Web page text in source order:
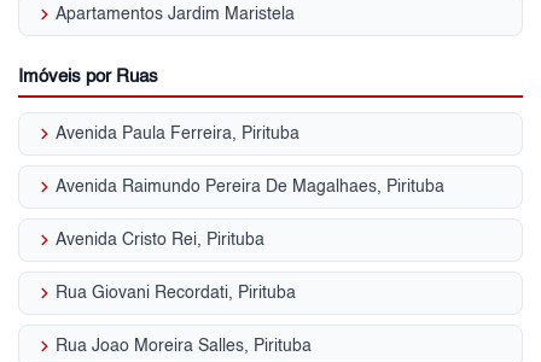
keyboard_arrow_right Apartamentos Jardim Maristela
Imóveis por Ruas
keyboard_arrow_right Avenida Paula Ferreira, Pirituba
keyboard_arrow_right Avenida Raimundo Pereira De Magalhaes, Pirituba
keyboard_arrow_right Avenida Cristo Rei, Pirituba
keyboard_arrow_right Rua Giovani Recordati, Pirituba
keyboard_arrow_right Rua Joao Moreira Salles, Pirituba